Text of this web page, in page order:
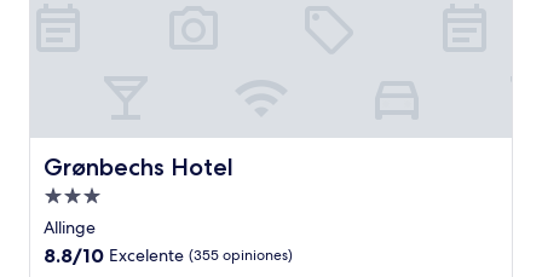
Grønbechs Hotel
Grønbechs Hotel
Propiedad
de
3.0
Allinge
8.8
8.8/10 Excelente (355 opiniones)